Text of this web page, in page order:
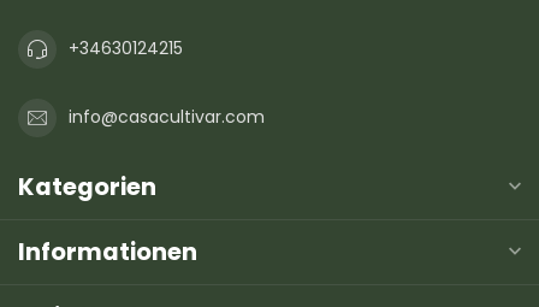
+34630124215
info@casacultivar.com
Kategorien
Informationen